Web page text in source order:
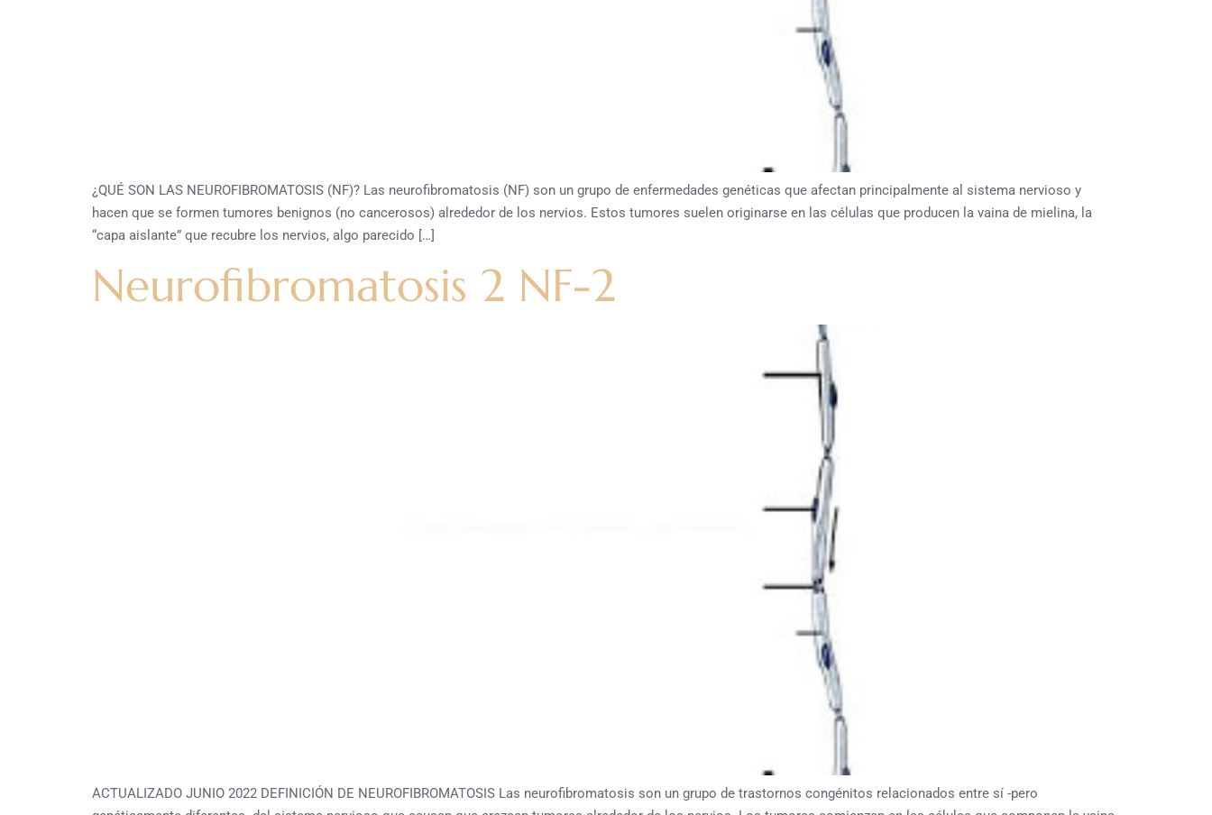
¿QUÉ SON LAS NEUROFIBROMATOSIS (NF)? Las neurofibromatosis (NF) son un grupo de enfermedades genéticas que afectan principalmente al sistema nervioso y
hacen que se formen tumores benignos (no cancerosos) alrededor de los nervios. Estos tumores suelen originarse en las células que producen la vaina de mielina, la
“capa aislante” que recubre los nervios, algo parecido […]
Neurofibromatosis 2 NF-2
ACTUALIZADO JUNIO 2022 DEFINICIÓN DE NEUROFIBROMATOSIS Las neurofibromatosis son un grupo de trastornos congénitos relacionados entre sí -pero